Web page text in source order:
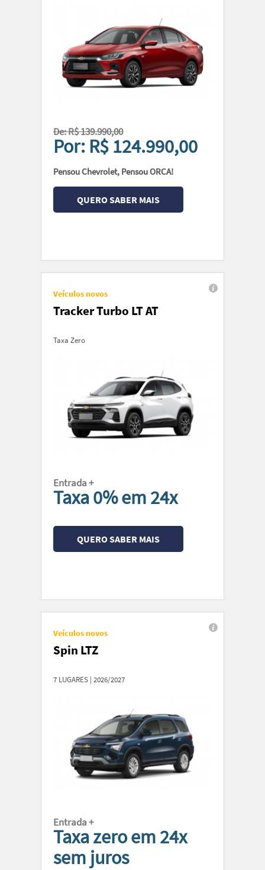
De: R$ 139.990,00
Por: R$ 124.990,00
Pensou Chevrolet, Pensou ORCA!
QUERO SABER MAIS
Veículos novos
Tracker Turbo LT AT
Taxa Zero
Entrada +
Taxa 0% em 24x
QUERO SABER MAIS
Veículos novos
Spin LTZ
7 LUGARES | 2026/2027
Entrada +
Taxa zero em 24x
sem juros